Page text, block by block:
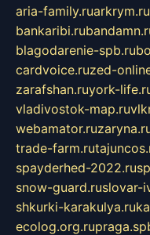
aria-family.ruarkrym.ru
bankaribi.ru
blagodarenie-spb.ru
cardvoice.ruzed-
zarafshan.ruyork-
vladivostok-map.ru
webamator.ru
trade-farm.ru
spayderhed-2022.ru
snow-guard.ruslovar-
shkurki-karakulya.ru
ecolog.org.ru